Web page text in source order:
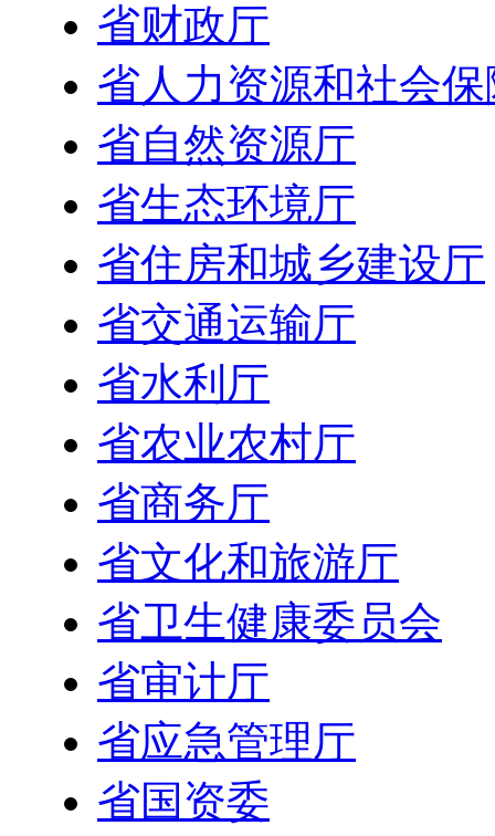
省财政厅
省人力资源和社会
省自然资源厅
省生态环境厅
省住房和城乡建设厅
省交通运输厅
省水利厅
省农业农村厅
省商务厅
省文化和旅游厅
省卫生健康委员会
省审计厅
省应急管理厅
省国资委